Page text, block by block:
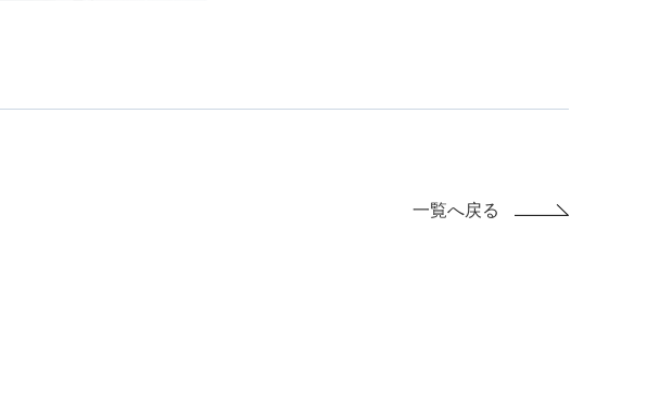
一覧へ戻る